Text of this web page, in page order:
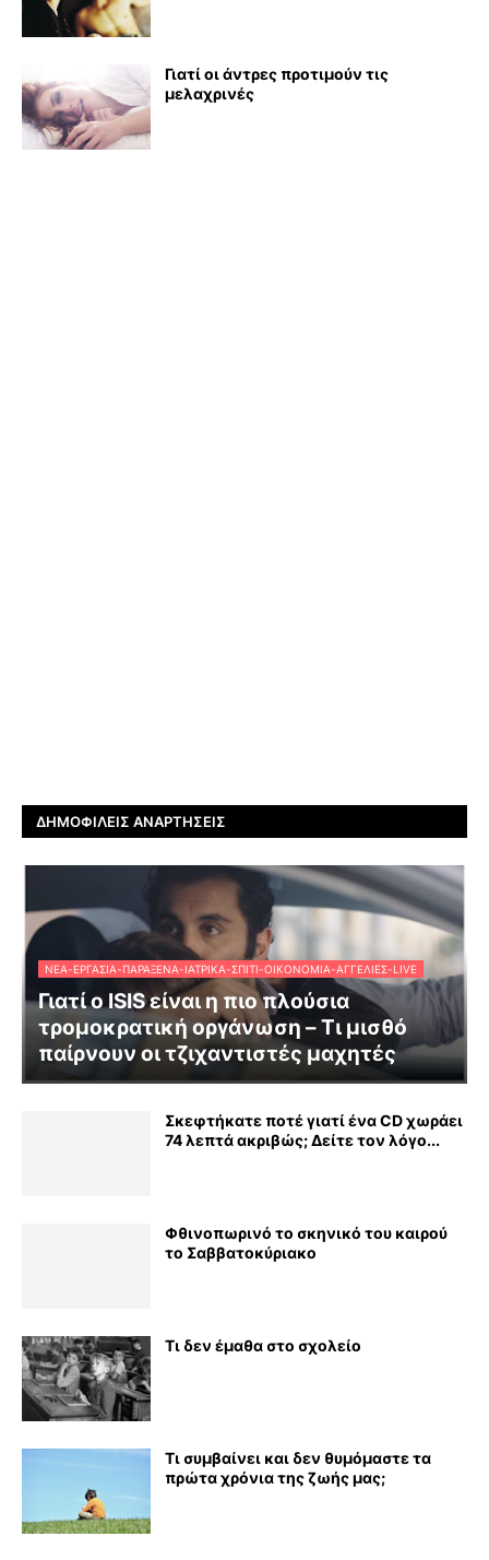
Γιατί οι άντρες προτιμούν τις
μελαχρινές
ΔΗΜΟΦΙΛΕΊΣ ΑΝΑΡΤΉΣΕΙΣ
ΝΈΑ-ΕΡΓΑΣΊΑ-ΠΑΡΆΞΕΝΑ-ΙΑΤΡΙΚΆ-ΣΠΊΤΙ-ΟΙΚΟΝΟΜΊΑ-ΑΓΓΕΛΊΕΣ-LIVE
Γιατί ο ISIS είναι η πιο πλούσια
τρομοκρατική οργάνωση – Τι μισθό
παίρνουν οι τζιχαντιστές μαχητές
Σκεφτήκατε ποτέ γιατί ένα CD χωράει
74 λεπτά ακριβώς; Δείτε τον λόγο...
Φθινοπωρινό το σκηνικό του καιρού
το Σαββατοκύριακο
Τι δεν έμαθα στο σχολείο
Τι συμβαίνει και δεν θυμόμαστε τα
πρώτα χρόνια της ζωής μας;